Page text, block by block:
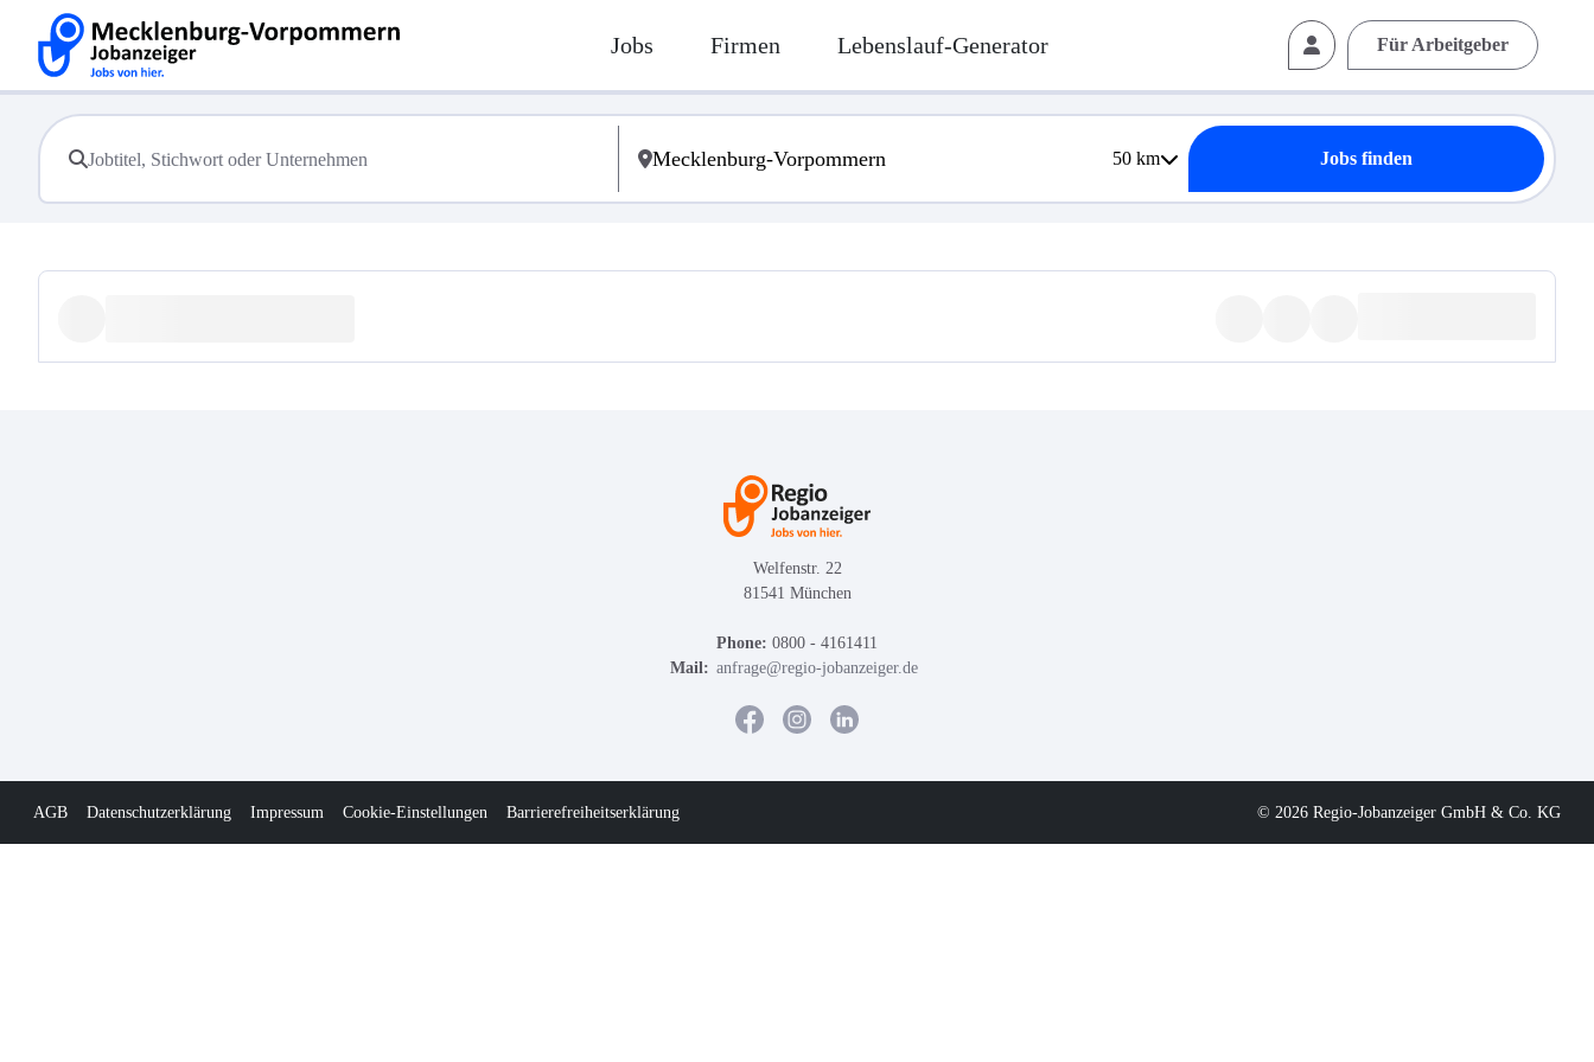
Jobs Firmen Lebenslauf-Generator Für Arbeitgeber
50km Jobs finden
Welfenstr. 22
81541 München
Phone: 0800 - 4161411
Mail: anfrage@regio-jobanzeiger.de
AGB Datenschutzerklärung Impressum Cookie-Einstellungen Barrierefreiheitserklärung © 2026 Regio-Jobanzeiger GmbH & Co. KG